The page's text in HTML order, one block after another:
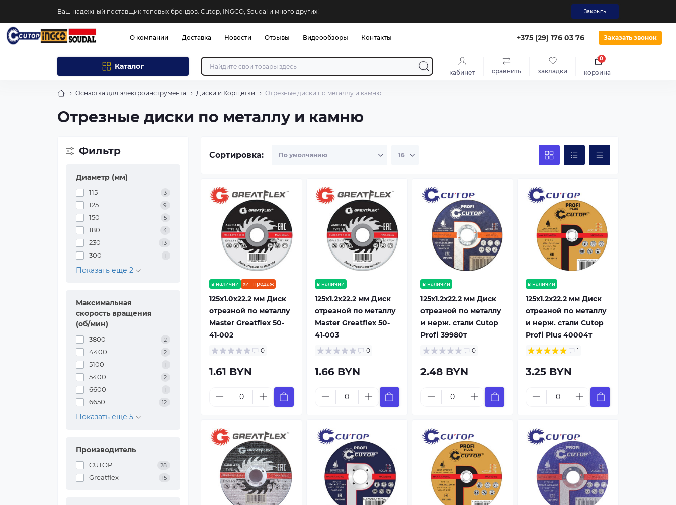
Ваш надежный поставщик топовых брендов: Cutop, INGCO, Soudal и много других! Закрыть
О компании Доставка Новости Отзывы Видеообзоры Контакты ‎+375 (29) 176 03 76 Заказать звонок
Каталог
кабинет сравнить закладки корзина
0
Оснастка для электроинструмента Диски и Корщетки Отрезные диски по металлу и камню
Отрезные диски по металлу и камню
Фильтр
Диаметр (мм)
115 3
125 9
150 5
180 4
230 13
300 1
Показать еще 2
Максимальная
скорость вращения
(об/мин)
3800 2
4400 2
5100 1
5400 2
6600 1
6650 12
Показать еще 5
Производитель
CUTOP 28
Greatflex 15
Сортировка:
в наличии хит продаж
125x1.0x22.2 мм Диск
отрезной по металлу
Master Greatflex 50-
41-002
0
1.61 BYN
в наличии
125x1.2x22.2 мм Диск
отрезной по металлу
Master Greatflex 50-
41-003
0
1.66 BYN
в наличии
125x1.2x22.2 мм Диск
отрезной по металлу
и нерж. стали Cutop
Profi 39980т
0
2.48 BYN
в наличии
125x1.2x22.2 мм Диск
отрезной по металлу
и нерж. стали Cutop
Profi Plus 40004т
1
3.25 BYN